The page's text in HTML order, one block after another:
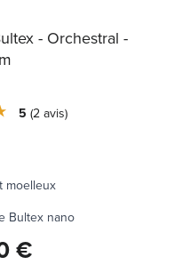
- Orchestral -
5 2avis
moelleux
Bultex nano
€